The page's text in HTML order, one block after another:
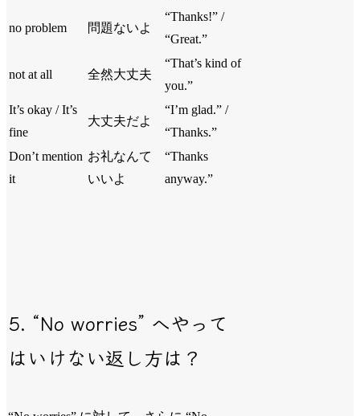
no problem 問題ないよ
“Thanks!” /
“Great.”
not at all 全然大丈夫
“That’s kind of
you.”
It’s okay / It’s
fine
大丈夫だよ
“I’m glad.” /
“Thanks.”
Don’t mention
it
お礼なんて
いいよ
“Thanks
anyway.”
5. “No worries” へやって
はいけない返し方は？